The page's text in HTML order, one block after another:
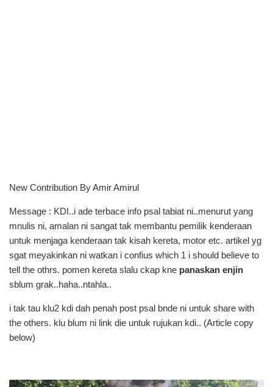
New Contribution By Amir Amirul
Message : KDI..i ade terbace info psal tabiat ni..menurut yang
mnulis ni, amalan ni sangat tak membantu pemilik kenderaan
untuk menjaga kenderaan tak kisah kereta, motor etc. artikel yg
sgat meyakinkan ni watkan i confius which 1 i should believe to
tell the othrs. pomen kereta slalu ckap kne panaskan enjin
sblum grak..haha..ntahla..
i tak tau klu2 kdi dah penah post psal bnde ni untuk share with
the others. klu blum ni link die untuk rujukan kdi.. (Article copy
below)